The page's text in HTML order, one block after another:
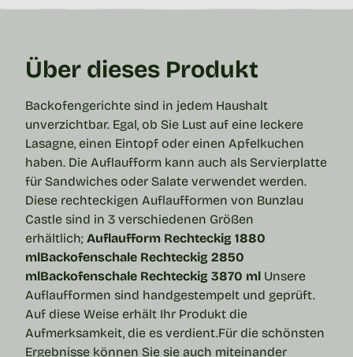
Über dieses Produkt
Backofengerichte sind in jedem Haushalt
unverzichtbar. Egal, ob Sie Lust auf eine leckere
Lasagne, einen Eintopf oder einen Apfelkuchen
haben. Die Auflaufform kann auch als Servierplatte
für Sandwiches oder Salate verwendet werden.
Diese rechteckigen Auflaufformen von Bunzlau
Castle sind in 3 verschiedenen Größen
erhältlich; Auflaufform Rechteckig 1880
mlBackofenschale Rechteckig 2850
mlBackofenschale Rechteckig 3870 ml Unsere
Auflaufformen sind handgestempelt und geprüft.
Auf diese Weise erhält Ihr Produkt die
Aufmerksamkeit, die es verdient.Für die schönsten
Ergebnisse können Sie sie auch miteinander